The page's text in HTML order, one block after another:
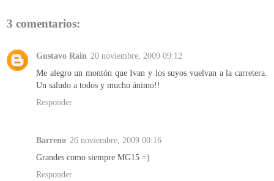
3 comentarios:
Gustavo Rain 20 noviembre, 2009 09:12
Me alegro un montón que Ivan y los suyos vuelvan a la carretera.
Un saludo a todos y mucho ánimo!!
Responder
Barreno 26 noviembre, 2009 00:16
Grandes como siempre MG15 =)
Responder